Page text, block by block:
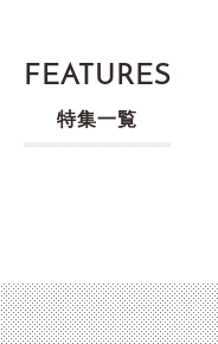
FEATURES
特集一覧